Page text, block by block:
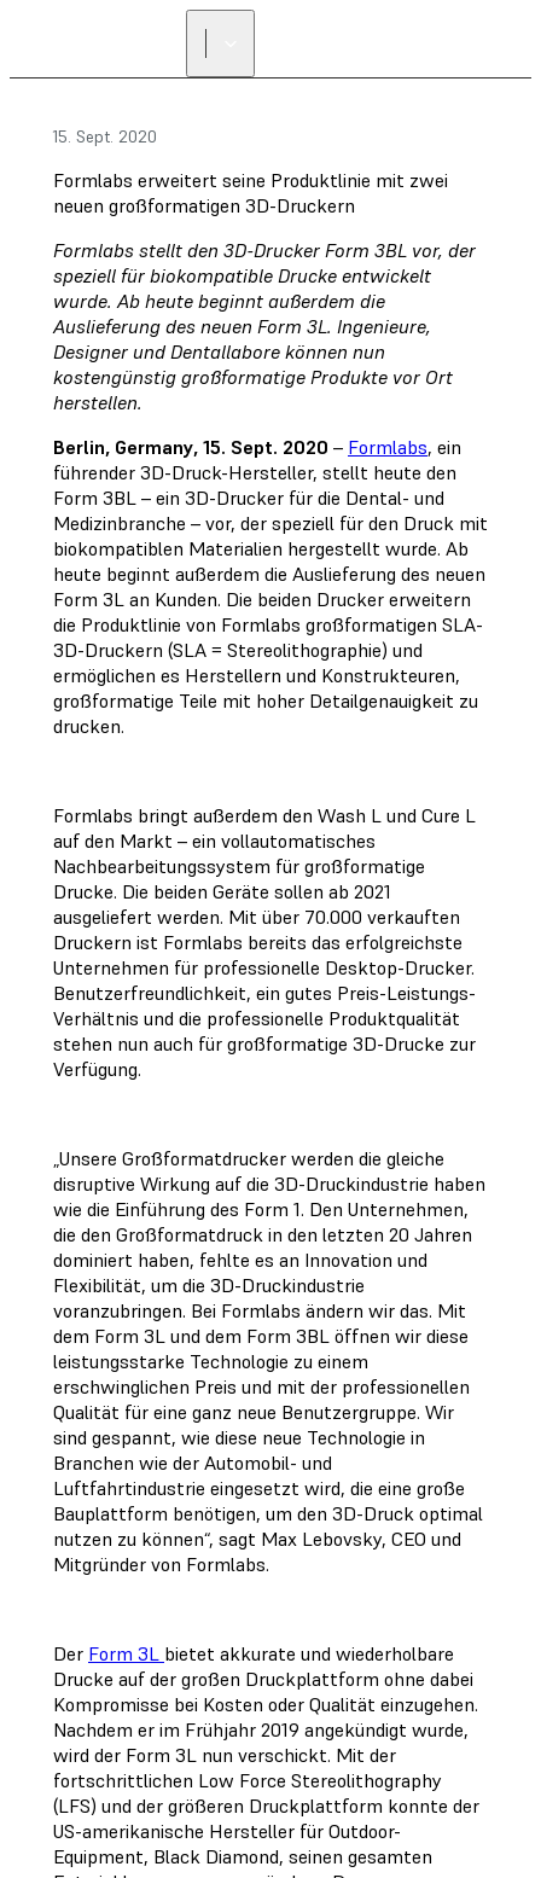
15. Sept. 2020
Formlabs erweitert seine Produktlinie mit zwei
neuen großformatigen 3D-Druckern
Formlabs stellt den 3D-Drucker Form 3BL vor, der
speziell für biokompatible Drucke entwickelt
wurde. Ab heute beginnt außerdem die
Auslieferung des neuen Form 3L. Ingenieure,
Designer und Dentallabore können nun
kostengünstig großformatige Produkte vor Ort
herstellen.
Berlin, Germany, 15. Sept. 2020 – Formlabs, ein
führender 3D-Druck-Hersteller, stellt heute den
Form 3BL – ein 3D-Drucker für die Dental- und
Medizinbranche – vor, der speziell für den Druck mit
biokompatiblen Materialien hergestellt wurde. Ab
heute beginnt außerdem die Auslieferung des neuen
Form 3L an Kunden. Die beiden Drucker erweitern
die Produktlinie von Formlabs großformatigen SLA-
3D-Druckern (SLA = Stereolithographie) und
ermöglichen es Herstellern und Konstrukteuren,
großformatige Teile mit hoher Detailgenauigkeit zu
drucken.
Formlabs bringt außerdem den Wash L und Cure L
auf den Markt – ein vollautomatisches
Nachbearbeitungssystem für großformatige
Drucke. Die beiden Geräte sollen ab 2021
ausgeliefert werden. Mit über 70.000 verkauften
Druckern ist Formlabs bereits das erfolgreichste
Unternehmen für professionelle Desktop-Drucker.
Benutzerfreundlichkeit, ein gutes Preis-Leistungs-
Verhältnis und die professionelle Produktqualität
stehen nun auch für großformatige 3D-Drucke zur
Verfügung.
„Unsere Großformatdrucker werden die gleiche
disruptive Wirkung auf die 3D-Druckindustrie haben
wie die Einführung des Form 1. Den Unternehmen,
die den Großformatdruck in den letzten 20 Jahren
dominiert haben, fehlte es an Innovation und
Flexibilität, um die 3D-Druckindustrie
voranzubringen. Bei Formlabs ändern wir das. Mit
dem Form 3L und dem Form 3BL öffnen wir diese
leistungsstarke Technologie zu einem
erschwinglichen Preis und mit der professionellen
Qualität für eine ganz neue Benutzergruppe. Wir
sind gespannt, wie diese neue Technologie in
Branchen wie der Automobil- und
Luftfahrtindustrie eingesetzt wird, die eine große
Bauplattform benötigen, um den 3D-Druck optimal
nutzen zu können“, sagt Max Lebovsky, CEO und
Mitgründer von Formlabs.
Der Form 3L bietet akkurate und wiederholbare
Drucke auf der großen Druckplattform ohne dabei
Kompromisse bei Kosten oder Qualität einzugehen.
Nachdem er im Frühjahr 2019 angekündigt wurde,
wird der Form 3L nun verschickt. Mit der
fortschrittlichen Low Force Stereolithography
(LFS) und der größeren Druckplattform konnte der
US-amerikanische Hersteller für Outdoor-
Equipment, Black Diamond, seinen gesamten